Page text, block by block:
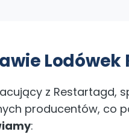
z Restartagd,
producentów, co
: